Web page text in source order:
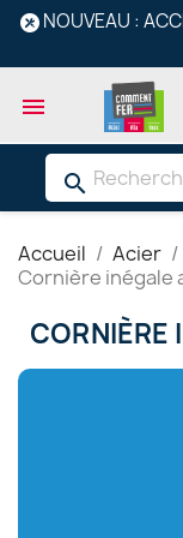
NOUVEAU :

search
Accueil Acier
Cornière inégale
CORNIÈRE